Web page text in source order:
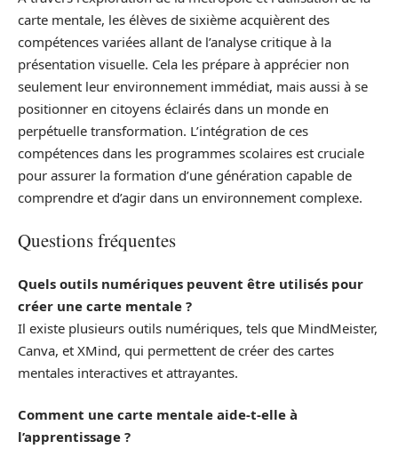
carte mentale, les élèves de sixième acquièrent des
compétences variées allant de l’analyse critique à la
présentation visuelle. Cela les prépare à apprécier non
seulement leur environnement immédiat, mais aussi à se
positionner en citoyens éclairés dans un monde en
perpétuelle transformation. L’intégration de ces
compétences dans les programmes scolaires est cruciale
pour assurer la formation d’une génération capable de
comprendre et d’agir dans un environnement complexe.
Questions fréquentes
Quels outils numériques peuvent être utilisés pour
créer une carte mentale ?
Il existe plusieurs outils numériques, tels que MindMeister,
Canva, et XMind, qui permettent de créer des cartes
mentales interactives et attrayantes.
Comment une carte mentale aide-t-elle à
l’apprentissage ?